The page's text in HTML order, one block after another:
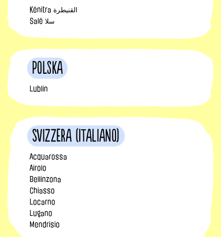
Kénitra القنيطرة
Salé سلا
Polska
Lublin
Svizzera (Italiano)
Acquarossa
Airolo
Bellinzona
Chiasso
Locarno
Lugano
Mendrisio